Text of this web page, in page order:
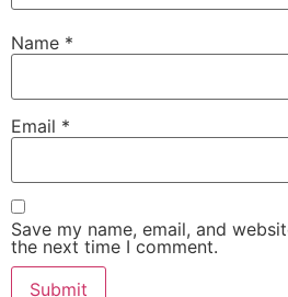
Name *
Email *
Save my name, email, and
the next time I comment.